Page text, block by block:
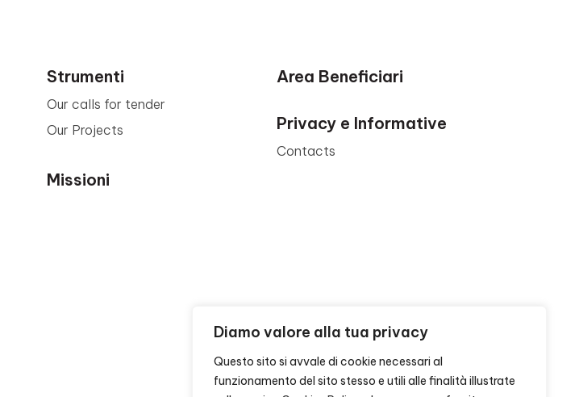
Diamo valore alla tua privacy
Questo sito si avvale di cookie necessari al
funzionamento del sito stesso e utili alle finalità illustrate
Strumenti
Our calls for tender
Our Projects
Missioni
Area Beneficiari
Privacy e Informative
Contacts